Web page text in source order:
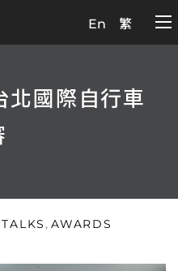
En 繁
國際自行車
TALKS , AWARDS